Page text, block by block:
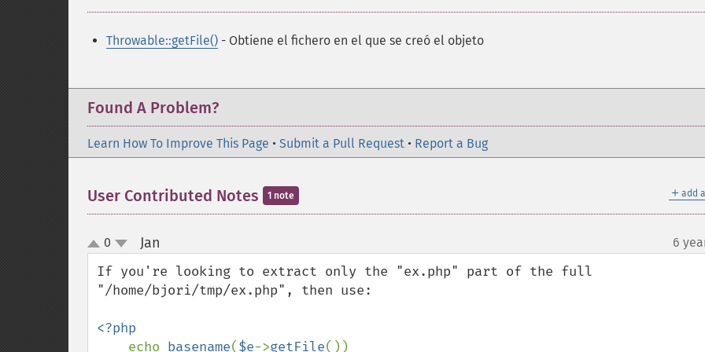
Throwable::getFile() - Obtiene el fichero en el que se creó el objeto
Found A Problem?
Learn How To Improve This Page • Submit a Pull Request • Report a Bug
＋ add
User Contributed Notes 1 note
up
down
0 Jan 6
If you're looking to extract only the "ex.php" part of the full
"/home/bjori/tmp/ex.php", then use:
<?php
echo basename($e->getFile